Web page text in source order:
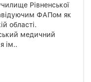
Рівненської
ФАПом як
області.
медичний
ім..